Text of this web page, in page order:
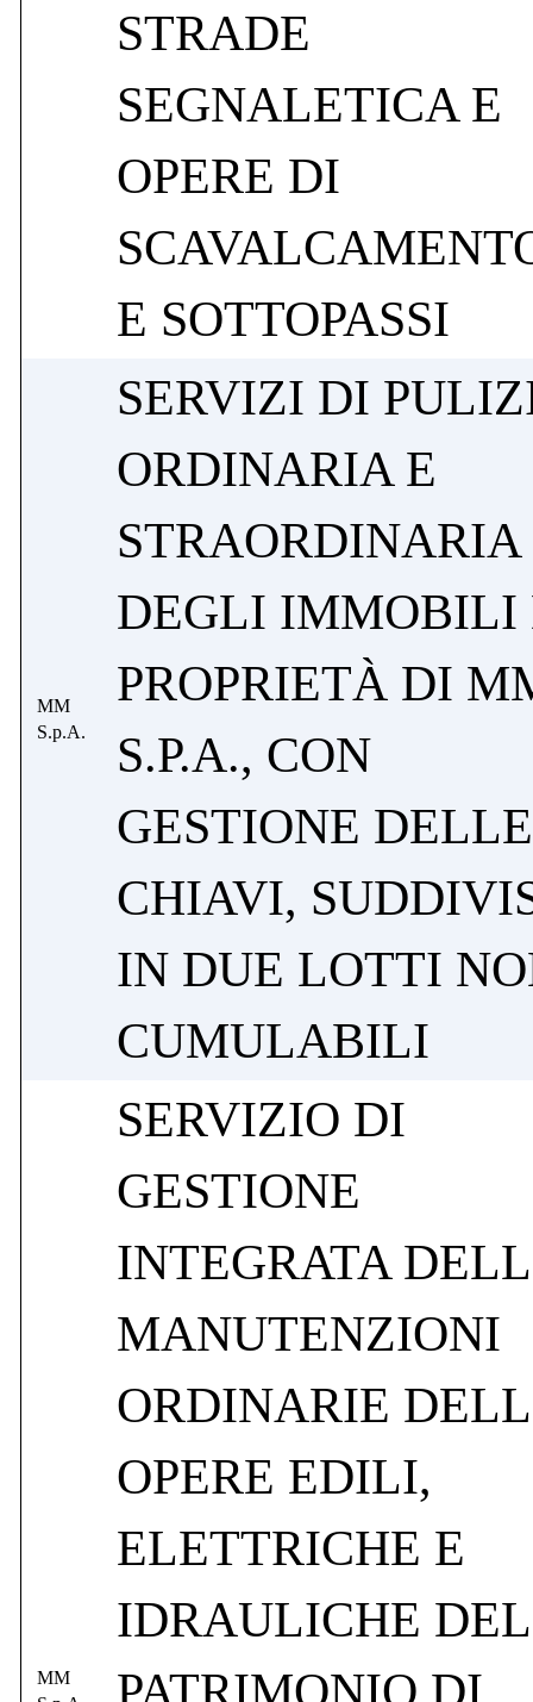
STRADE
SEGNALETICA E
OPERE DI
E SOTTOPASSI
MM
S.p.A.
SERVIZI DI
ORDINARIA E
STRAORDINARIA
DEGLI IMMOBILI
PROPRIETÀ DI
S.P.A., CON
GESTIONE DELLE
CHIAVI,
IN DUE LOTTI
CUMULABILI
MM
SERVIZIO DI
GESTIONE
INTEGRATA
MANUTENZIONI
ORDINARIE
OPERE EDILI,
ELETTRICHE E
IDRAULICHE DEL